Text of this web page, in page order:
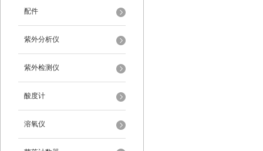
配件
紫外分析仪
紫外检测仪
酸度计
溶氧仪